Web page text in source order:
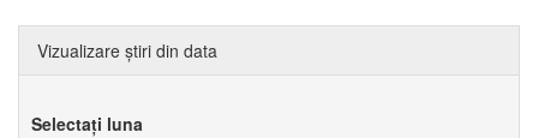
Vizualizare știri din data
Selectați luna